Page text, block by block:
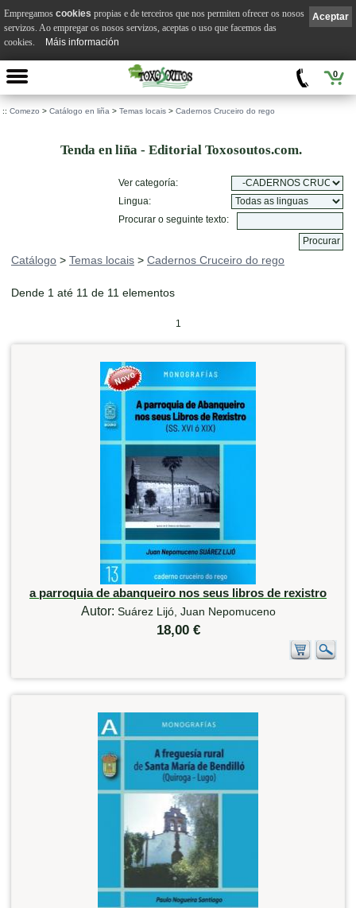
0
:: Comezo > Catálogo en liña > Temas locais > Cadernos Cruceiro do rego
Tenda en liña - Editorial Toxosoutos.com.
Ver categoría:
Lingua:
Procurar o seguinte texto:
Catálogo > Temas locais > Cadernos Cruceiro do rego
Dende 1 até 11 de 11 elementos
1
a parroquia de abanqueiro nos seus libros de rexistro
Autor: Suárez Lijó, Juan Nepomuceno
18,00 €
Aceptar
Empregamos cookies propias e de terceiros que nos permiten ofrecer os nosos
servizos. Ao empregar os nosos servizos, aceptas o uso que facemos das
cookies.
Máis información